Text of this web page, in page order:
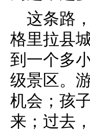
这条路
格里拉县
到一个多
级景区。
机会；孩
来；过去